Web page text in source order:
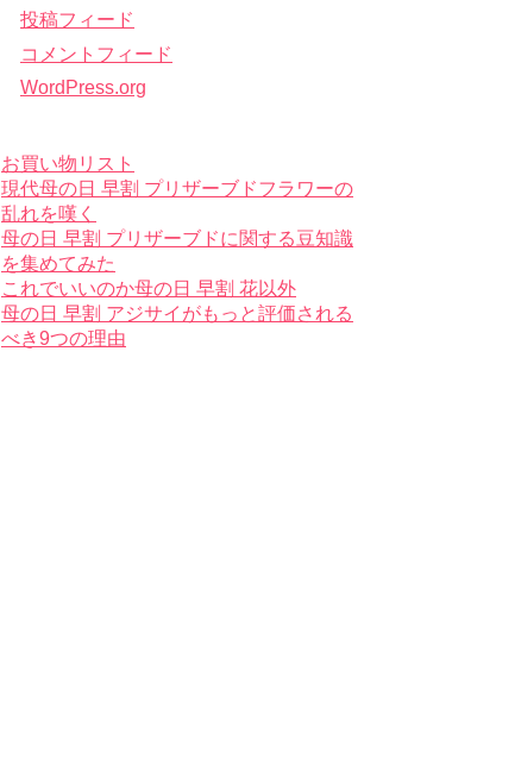
投稿フィード
コメントフィード
WordPress.org
お買い物リスト
現代母の日 早割 プリザーブドフラワーの
乱れを嘆く
母の日 早割 プリザーブドに関する豆知識
を集めてみた
これでいいのか母の日 早割 花以外
母の日 早割 アジサイがもっと評価される
べき9つの理由